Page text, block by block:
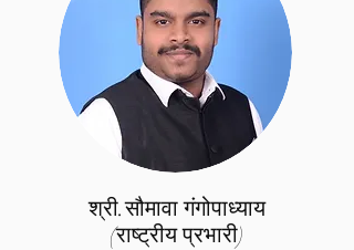
श्री.सौमावा गंगोपाध्याय
(राष्ट्रीय प्रभारी)